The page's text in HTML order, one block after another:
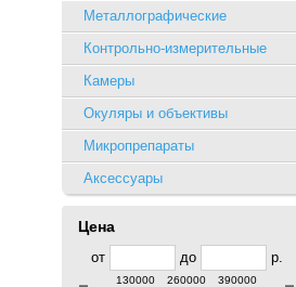
Металлографические
Контрольно-измерительные
Камеры
Окуляры и объективы
Микропрепараты
Аксессуары
Цена
от до р.
130000 260000 390000